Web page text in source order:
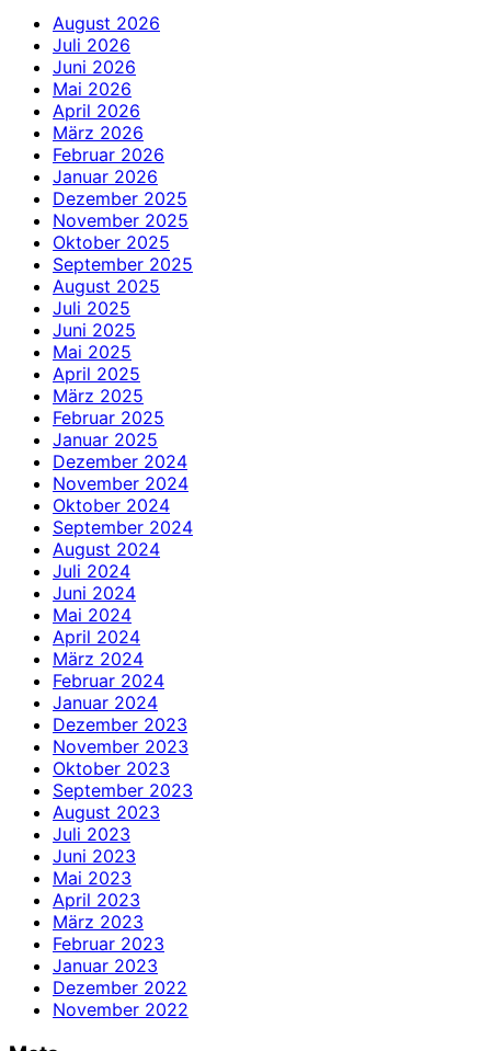
August 2026
Juli 2026
Juni 2026
Mai 2026
April 2026
März 2026
Februar 2026
Januar 2026
Dezember 2025
November 2025
Oktober 2025
September 2025
August 2025
Juli 2025
Juni 2025
Mai 2025
April 2025
März 2025
Februar 2025
Januar 2025
Dezember 2024
November 2024
Oktober 2024
September 2024
August 2024
Juli 2024
Juni 2024
Mai 2024
April 2024
März 2024
Februar 2024
Januar 2024
Dezember 2023
November 2023
Oktober 2023
September 2023
August 2023
Juli 2023
Juni 2023
Mai 2023
April 2023
März 2023
Februar 2023
Januar 2023
Dezember 2022
November 2022